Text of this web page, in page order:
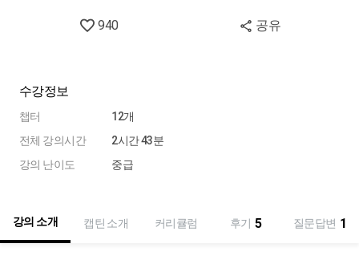
940 공유
수강정보
챕터
전체 강의시간
강의 난이도
12개
2시간 43분
중급
강의 소개 캡틴 소개 커리큘럼 후기 5 질문답변 1